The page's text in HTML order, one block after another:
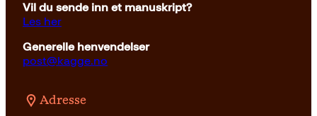
Vil du sende inn et manuskript?
Les her
Generelle henvendelser
post@kagge.no
Adresse